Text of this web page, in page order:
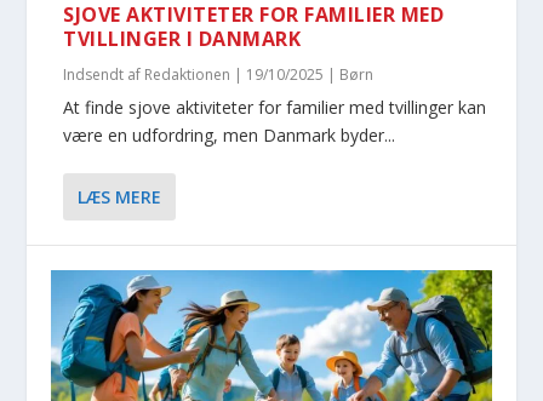
SJOVE AKTIVITETER FOR FAMILIER MED
TVILLINGER I DANMARK
Indsendt af Redaktionen 19/10/2025 Børn
At finde sjove aktiviteter for familier med tvillinger kan
være en udfordring, men Danmark byder...
LÆS MERE